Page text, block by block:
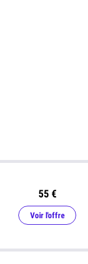
55 €
Voir l'offre